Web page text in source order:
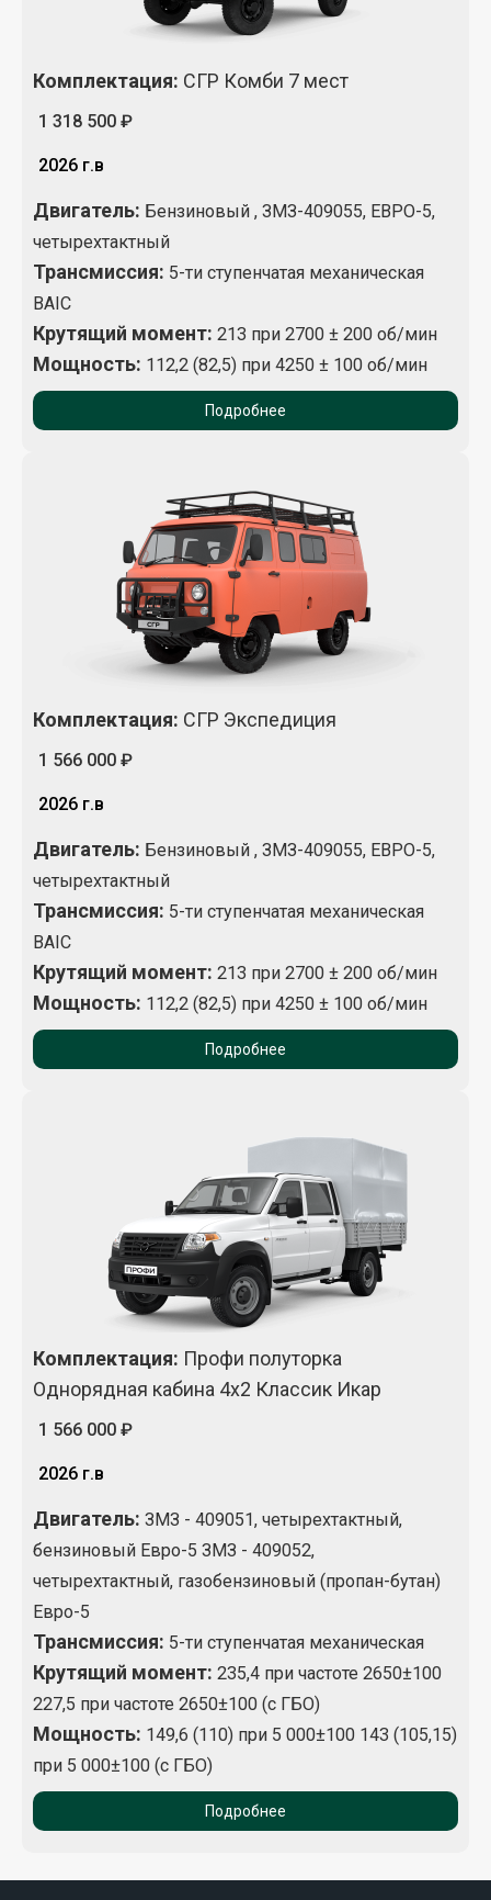
Комплектация: СГР Комби 7 мест
1 318 500 ₽
2026 г.в
Двигатель: Бензиновый , ЗМЗ-409055, ЕВРО-5,
четырехтактный
Трансмиссия: 5-ти ступенчатая механическая
BAIC
Крутящий момент: 213 при 2700 ± 200 об/мин
Мощность: 112,2 (82,5) при 4250 ± 100 об/мин
Подробнее
Комплектация: СГР Экспедиция
1 566 000 ₽
2026 г.в
Двигатель: Бензиновый , ЗМЗ-409055, ЕВРО-5,
четырехтактный
Трансмиссия: 5-ти ступенчатая механическая
BAIC
Крутящий момент: 213 при 2700 ± 200 об/мин
Мощность: 112,2 (82,5) при 4250 ± 100 об/мин
Подробнее
Комплектация: Профи полуторка
Однорядная кабина 4х2 Классик Икар
1 566 000 ₽
2026 г.в
Двигатель: ЗМЗ - 409051, четырехтактный,
бензиновый Евро-5 ЗМЗ - 409052,
четырехтактный, газобензиновый (пропан-бутан)
Евро-5
Трансмиссия: 5-ти ступенчатая механическая
Крутящий момент: 235,4 при частоте 2650±100
227,5 при частоте 2650±100 (с ГБО)
Мощность: 149,6 (110) при 5 000±100 143 (105,15)
при 5 000±100 (с ГБО)
Подробнее